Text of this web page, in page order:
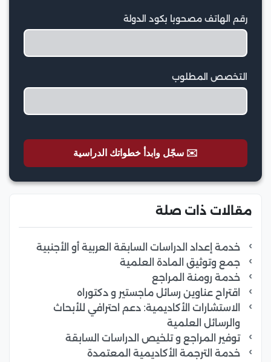
رقم الهاتف مصحوبا بكود الدولة
التخصص المطلوب
✉️ سجّل وابدأ خطواتك الدراسية
مقالات ذات صلة
خدمة إعداد الدراسات السابقة العربية أو الأجنبية
جمع وتوثيق المادة العلمية
خدمة رومنة المراجع
اقتراح عناوين رسائل ماجستير و دكتوراه
الاستشارات الأكاديمية: دعم احترافي للأبحاث
والرسائل العلمية
توفير المراجع و تلخيص الدراسات السابقة
خدمة الترجمة الأكاديمية المعتمدة